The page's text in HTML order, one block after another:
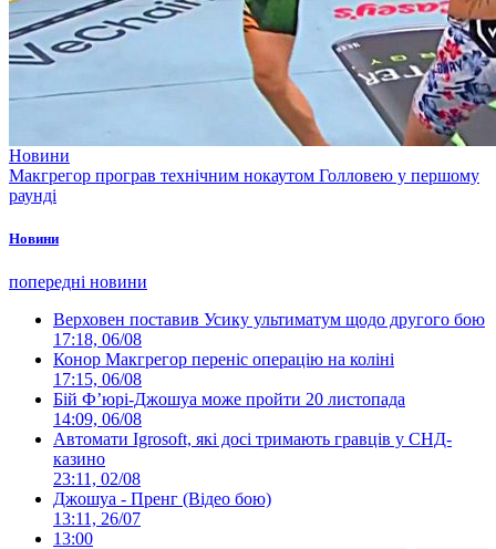
Новини
Макгрегор програв технічним нокаутом Голловею у першому
раунді
Новини
попередні новини
Верховен поставив Усику ультиматум щодо другого бою
17:18, 06/08
Конор Макгрегор переніс операцію на коліні
17:15, 06/08
Бій Ф’юрі-Джошуа може пройти 20 листопада
14:09, 06/08
Автомати Igrosoft, які досі тримають гравців у СНД-
казино
23:11, 02/08
Джошуа - Пренг (Відео бою)
13:11, 26/07
13:00